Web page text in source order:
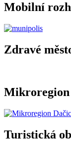
Mobilní
Zdravé
Mikroregion
Turistická